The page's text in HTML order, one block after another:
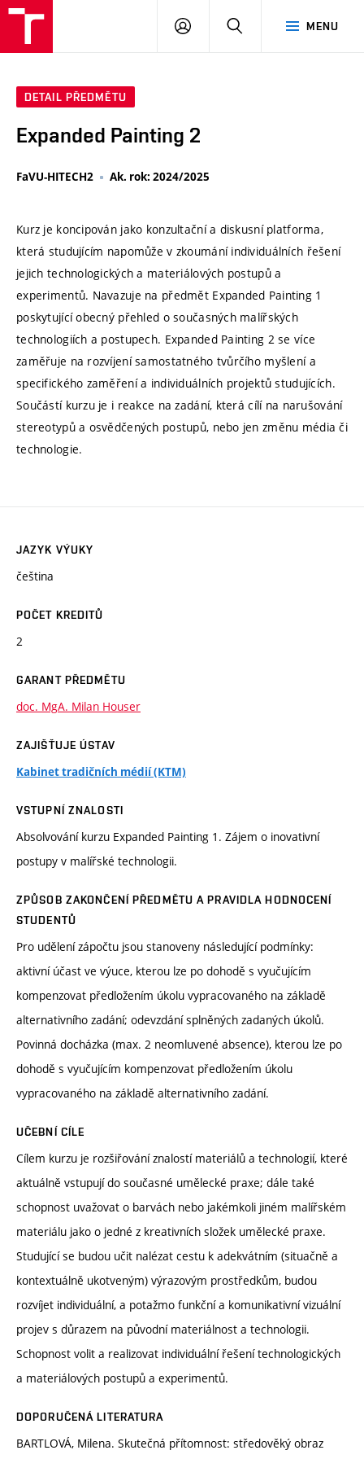
MENU
PŘIHLÁSIT
DETAIL PŘEDMĚTU
Expanded Painting 2
FaVU-HITECH2 Ak. rok: 2024/2025
Kurz je koncipován jako konzultační a diskusní platforma,
která studujícím napomůže v zkoumání individuálních řešení
jejich technologických a materiálových postupů a
experimentů. Navazuje na předmět Expanded Painting 1
poskytující obecný přehled o současných malířských
technologiích a postupech. Expanded Painting 2 se více
zaměřuje na rozvíjení samostatného tvůrčího myšlení a
specifického zaměření a individuálních projektů studujících.
Součástí kurzu je i reakce na zadání, která cílí na narušování
stereotypů a osvědčených postupů, nebo jen změnu média či
technologie.
JAZYK VÝUKY
čeština
POČET KREDITŮ
2
GARANT PŘEDMĚTU
doc. MgA. Milan Houser
ZAJIŠŤUJE ÚSTAV
Kabinet tradičních médií (KTM)
VSTUPNÍ ZNALOSTI
Absolvování kurzu Expanded Painting 1. Zájem o inovativní
postupy v malířské technologii.
ZPŮSOB ZAKONČENÍ PŘEDMĚTU A PRAVIDLA HODNOCENÍ
STUDENTŮ
Pro udělení zápočtu jsou stanoveny následující podmínky:
aktivní účast ve výuce, kterou lze po dohodě s vyučujícím
kompenzovat předložením úkolu vypracovaného na základě
alternativního zadání; odevzdání splněných zadaných úkolů.
Povinná docházka (max. 2 neomluvené absence), kterou lze po
dohodě s vyučujícím kompenzovat předložením úkolu
vypracovaného na základě alternativního zadání.
UČEBNÍ CÍLE
Cílem kurzu je rozšiřování znalostí materiálů a technologií, které
aktuálně vstupují do současné umělecké praxe; dále také
schopnost uvažovat o barvách nebo jakémkoli jiném malířském
materiálu jako o jedné z kreativních složek umělecké praxe.
Studující se budou učit nalézat cestu k adekvátním (situačně a
kontextuálně ukotveným) výrazovým prostředkům, budou
rozvíjet individuální, a potažmo funkční a komunikativní vizuální
projev s důrazem na původní materiálnost a technologii.
Schopnost volit a realizovat individuální řešení technologických
a materiálových postupů a experimentů.
DOPORUČENÁ LITERATURA
BARTLOVÁ, Milena. Skutečná přítomnost: středověký obraz